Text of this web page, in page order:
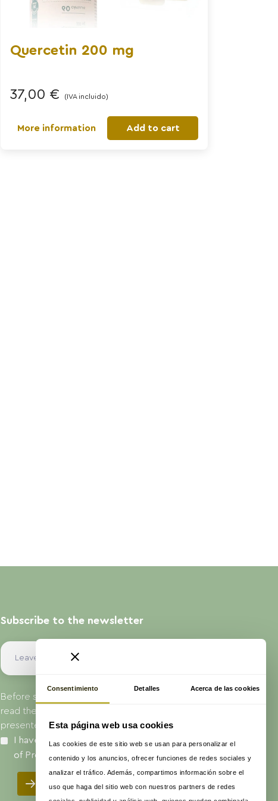
Consentimiento Detalles Acerca de las cookies
Esta página web usa cookies
Las cookies de este sitio web se usan para personalizar el
contenido y los anuncios, ofrecer funciones de redes sociales y
analizar el tráfico. Además, compartimos información sobre el
uso que haga del sitio web con nuestros partners de redes
Quercetin 200 mg
37,00 € (IVA incluido)
More information Add to cart
Subscribe to the newsletter
Before submitting your data to us, you should
read the information on data protection
presented in our Privacy Policy.
I have read and accept theprivacy policy
of ProAge
Send